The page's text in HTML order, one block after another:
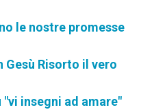
le nostre promesse
Risorto il vero
"vi insegni ad amare"